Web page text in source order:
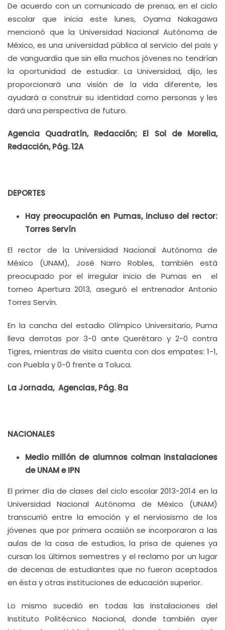
De acuerdo con un comunicado de prensa, en el ciclo
escolar que inicia este lunes, Oyama Nakagawa
mencionó que la Universidad Nacional Autónoma de
México, es una universidad pública al servicio del país y
de vanguardia que sin ella muchos jóvenes no tendrían
la oportunidad de estudiar. La Universidad, dijo, les
proporcionará una visión de la vida diferente, les
ayudará a construir su identidad como personas y les
dará una perspectiva de futuro.
Agencia Quadratín, Redacción; El Sol de Morelia,
Redacción, Pág. 12A
DEPORTES
Hay preocupación en Pumas, incluso del rector:
Torres Servín
El rector de la Universidad Nacional Autónoma de
México (UNAM), José Narro Robles, también está
preocupado por el irregular inicio de Pumas en el
torneo Apertura 2013, aseguró el entrenador Antonio
Torres Servín.
En la cancha del estadio Olímpico Universitario, Puma
lleva derrotas por 3-0 ante Querétaro y 2-0 contra
Tigres, mientras de visita cuenta con dos empates: 1-1,
con Puebla y 0-0 frente a Toluca.
La Jornada, Agencias, Pág. 8a
NACIONALES
Medio millón de alumnos colman instalaciones
de UNAM e IPN
El primer día de clases del ciclo escolar 2013-2014 en la
Universidad Nacional Autónoma de México (UNAM)
transcurrió entre la emoción y el nerviosismo de los
jóvenes que por primera ocasión se incorporaron a las
aulas de la casa de estudios, la prisa de quienes ya
cursan los últimos semestres y el reclamo por un lugar
de decenas de estudiantes que no fueron aceptados
en ésta y otras instituciones de educación superior.
Lo mismo sucedió en todas las instalaciones del
Instituto Politécnico Nacional, donde también ayer